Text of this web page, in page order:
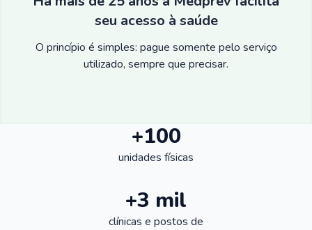
seu acesso à saúde
O princípio é simples: pague somente pelo serviço
utilizado, sempre que precisar.
+100
unidades físicas
+3 mil
clínicas e postos de